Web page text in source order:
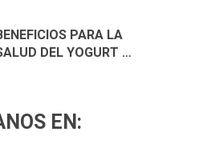
PARA LA
DEL YOGURT …
EN: